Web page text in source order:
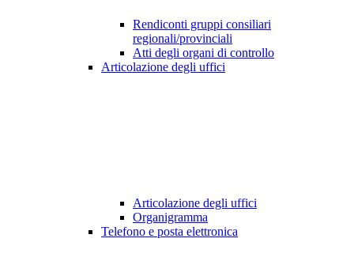
Rendiconti gruppi consiliari
regionali/provinciali
Atti degli organi di controllo
Articolazione degli uffici
Articolazione degli uffici
Organigramma
Telefono e posta elettronica